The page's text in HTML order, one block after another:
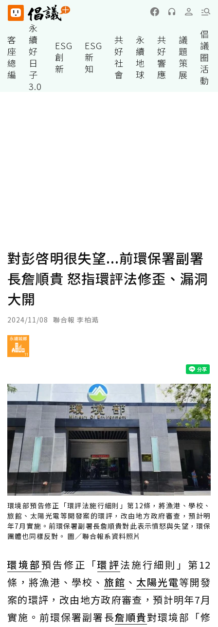
客
座
總
編
永
續
好
日
子
3.0
ESG
創
新
ESG
新
知
共
好
社
會
永
續
地
球
共
好
響
應
議
題
策
展
倡
議
圈
活
動
對彭啓明很失望...前環保署副署
長詹順貴 怒指環評法修歪、漏洞
大開
2024/11/08 聯合報 李柏澔
環境部預告修正「環評法施行細則」第12條，將漁港、學校、
旅館、太陽光電等開發案的環評，改由地方政府審查，預計明
年7月實施。前環保署副署長詹順貴對此表示憤怒與失望，環保
團體也同樣反對。 圖／聯合報系資料照片
環境部預告修正「環評法施行細則」第12
條，將漁港、學校、 旅館 、 太陽光電等開發
案的環評，改由地方政府審查，預計明年7月
實施。前環保署副署長詹順貴對環境部「修